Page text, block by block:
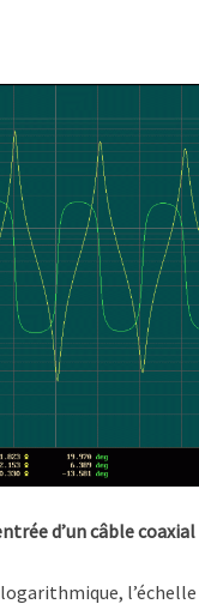
d’un câble